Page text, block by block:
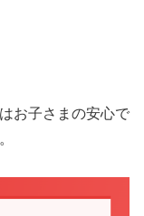
お子さまの安心で